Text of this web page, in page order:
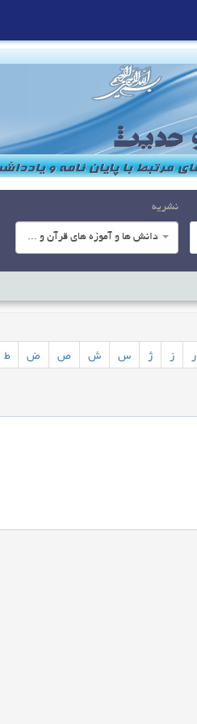
نشریه
دانش ها و آموزه های قرآن و حدیث
ر ز ژ س ش ص ض ط